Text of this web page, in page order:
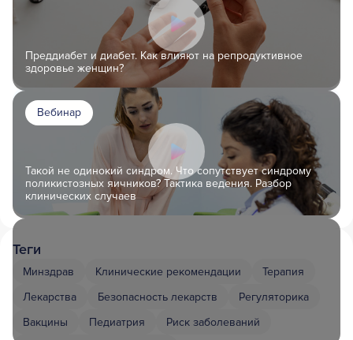
Преддиабет и диабет. Как влияют на репродуктивное
здоровье женщин?
Вебинар
Такой не одинокий синдром. Что сопутствует синдрому
поликистозных яичников? Тактика ведения. Разбор
клинических случаев
Теги
Минздрав Клинические рекомендации
Терапия
Лекарства
Безопасность лекарств
Регуляторика
Вакцины
Педиатрия
Риск заболеваний